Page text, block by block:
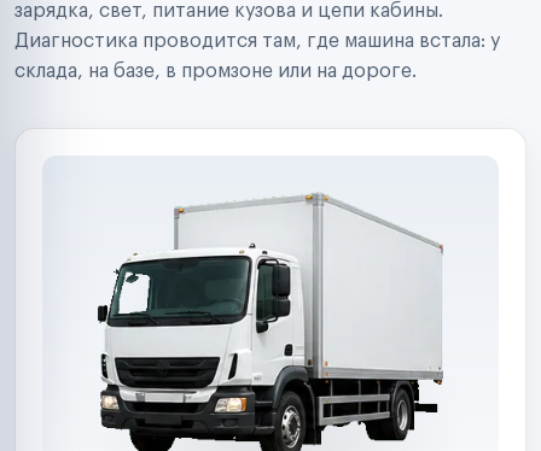
Ремонт спецтехники
Ритейл-сети
Управляющие компании
Страховые компании
зарядка, свет, питание кузова и цепи кабины.
Диагностика проводится там, где машина встала: у
склада, на базе, в промзоне или на дороге.